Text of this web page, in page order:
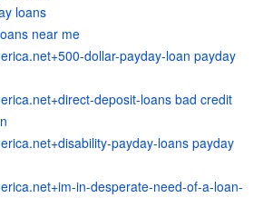
loans
near me
dollar-payday-loan payday
deposit-loans bad credit
payday-loans payday
in-desperate-need-of-a-loan-